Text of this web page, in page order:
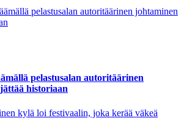
pelastusalan autoritäärinen
historiaan